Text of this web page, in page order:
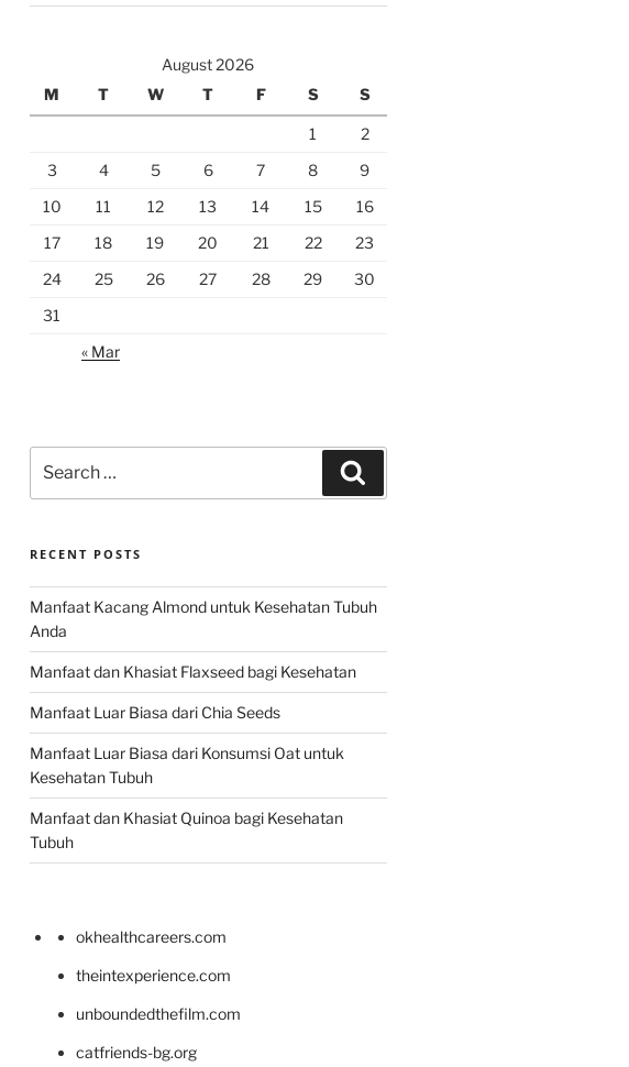
August 2026
M
T W T F S S
1
2
3
4 5 6 7 8
9
10
11 12 13 14 15
16
17
18 19 20 21 22
23
24
25 26 27 28 29
30
31
« Mar
for:
RECENT POSTS
Manfaat Kacang Almond untuk Kesehatan Tubuh
Anda
Manfaat dan Khasiat Flaxseed bagi Kesehatan
Manfaat Luar Biasa dari Chia Seeds
Manfaat Luar Biasa dari Konsumsi Oat untuk
Kesehatan Tubuh
Manfaat dan Khasiat Quinoa bagi Kesehatan
Tubuh
okhealthcareers.com
theintexperience.com
unboundedthefilm.com
catfriends-bg.org